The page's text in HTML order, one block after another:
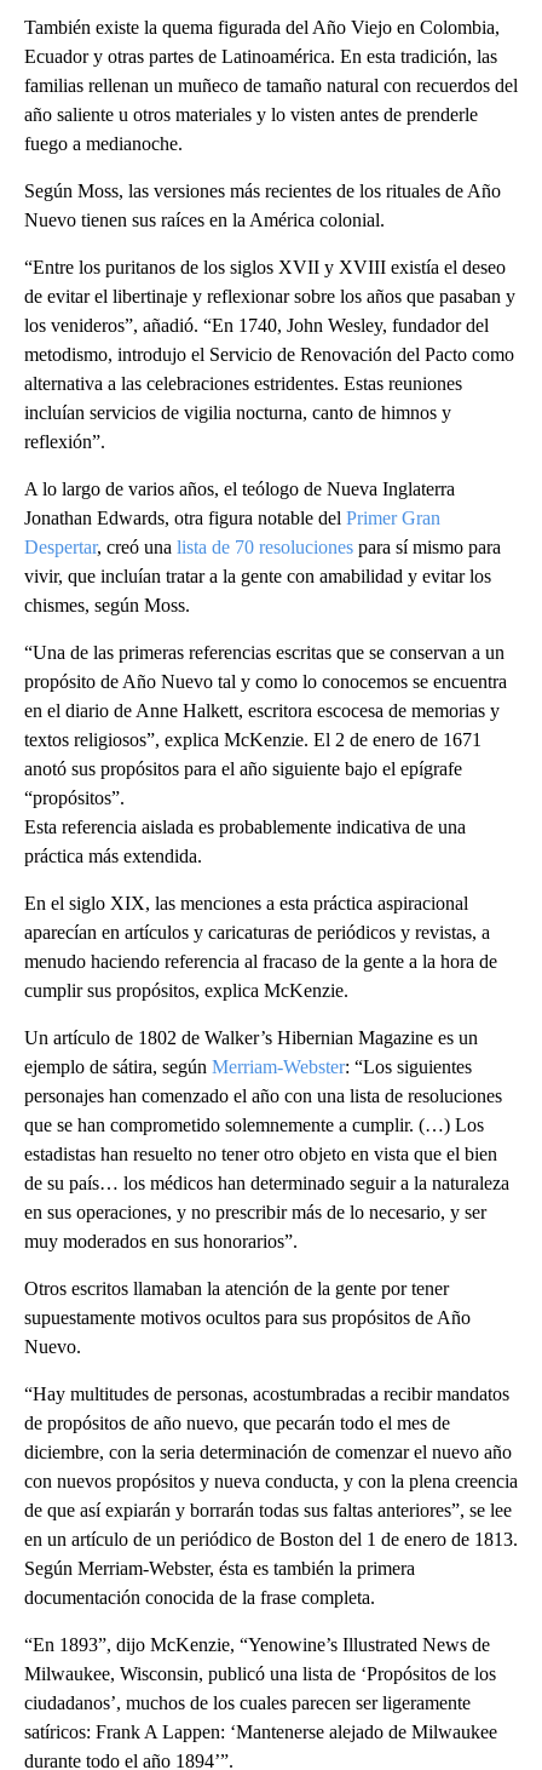
También existe la quema figurada del Año Viejo en Colombia,
Ecuador y otras partes de Latinoamérica. En esta tradición, las
familias rellenan un muñeco de tamaño natural con recuerdos del
año saliente u otros materiales y lo visten antes de prenderle
fuego a medianoche.
Según Moss, las versiones más recientes de los rituales de Año
Nuevo tienen sus raíces en la América colonial.
“Entre los puritanos de los siglos XVII y XVIII existía el deseo
de evitar el libertinaje y reflexionar sobre los años que pasaban y
los venideros”, añadió. “En 1740, John Wesley, fundador del
metodismo, introdujo el Servicio de Renovación del Pacto como
alternativa a las celebraciones estridentes. Estas reuniones
incluían servicios de vigilia nocturna, canto de himnos y
reflexión”.
A lo largo de varios años, el teólogo de Nueva Inglaterra
Jonathan Edwards, otra figura notable del Primer Gran
Despertar, creó una lista de 70 resoluciones para sí mismo para
vivir, que incluían tratar a la gente con amabilidad y evitar los
chismes, según Moss.
“Una de las primeras referencias escritas que se conservan a un
propósito de Año Nuevo tal y como lo conocemos se encuentra
en el diario de Anne Halkett, escritora escocesa de memorias y
textos religiosos”, explica McKenzie. El 2 de enero de 1671
anotó sus propósitos para el año siguiente bajo el epígrafe
“propósitos”.
Esta referencia aislada es probablemente indicativa de una
práctica más extendida.
En el siglo XIX, las menciones a esta práctica aspiracional
aparecían en artículos y caricaturas de periódicos y revistas, a
menudo haciendo referencia al fracaso de la gente a la hora de
cumplir sus propósitos, explica McKenzie.
Un artículo de 1802 de Walker’s Hibernian Magazine es un
ejemplo de sátira, según Merriam-Webster: “Los siguientes
personajes han comenzado el año con una lista de resoluciones
que se han comprometido solemnemente a cumplir. (…) Los
estadistas han resuelto no tener otro objeto en vista que el bien
de su país… los médicos han determinado seguir a la naturaleza
en sus operaciones, y no prescribir más de lo necesario, y ser
muy moderados en sus honorarios”.
Otros escritos llamaban la atención de la gente por tener
supuestamente motivos ocultos para sus propósitos de Año
Nuevo.
“Hay multitudes de personas, acostumbradas a recibir mandatos
de propósitos de año nuevo, que pecarán todo el mes de
diciembre, con la seria determinación de comenzar el nuevo año
con nuevos propósitos y nueva conducta, y con la plena creencia
de que así expiarán y borrarán todas sus faltas anteriores”, se lee
en un artículo de un periódico de Boston del 1 de enero de 1813.
Según Merriam-Webster, ésta es también la primera
documentación conocida de la frase completa.
“En 1893”, dijo McKenzie, “Yenowine’s Illustrated News de
Milwaukee, Wisconsin, publicó una lista de ‘Propósitos de los
ciudadanos’, muchos de los cuales parecen ser ligeramente
satíricos: Frank A Lappen: ‘Mantenerse alejado de Milwaukee
durante todo el año 1894’”.